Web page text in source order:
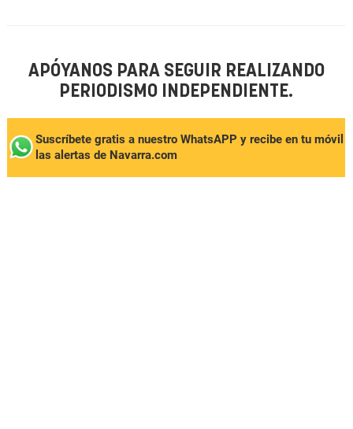
APÓYANOS PARA SEGUIR REALIZANDO
PERIODISMO INDEPENDIENTE.
Suscríbete gratis a nuestro WhatsAPP y recibe en tu móvil
las alertas de Navarra.com